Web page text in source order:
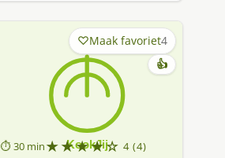
⏱ 30 min★★★★☆ 4 (4)
Maak favoriet4
👍